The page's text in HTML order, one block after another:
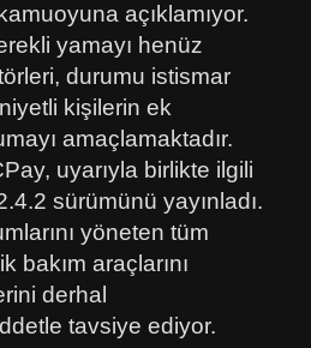
açıklamıyor.
yamayı henüz
durumu istismar
kişilerin ek
amaçlamaktadır.
uyarıyla birlikte ilgili
sürümünü yayınladı.
yöneten tüm
bakım araçlarını
derhal
tavsiye ediyor.